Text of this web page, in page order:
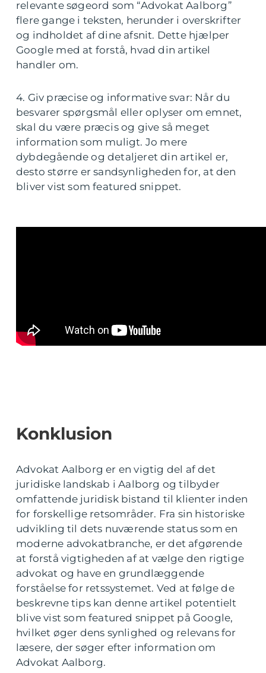
relevante søgeord som “Advokat Aalborg”
flere gange i teksten, herunder i overskrifter
og indholdet af dine afsnit. Dette hjælper
Google med at forstå, hvad din artikel
handler om.
4. Giv præcise og informative svar: Når du
besvarer spørgsmål eller oplyser om emnet,
skal du være præcis og give så meget
information som muligt. Jo mere
dybdegående og detaljeret din artikel er,
desto større er sandsynligheden for, at den
bliver vist som featured snippet.
Konklusion
Advokat Aalborg er en vigtig del af det
juridiske landskab i Aalborg og tilbyder
omfattende juridisk bistand til klienter inden
for forskellige retsområder. Fra sin historiske
udvikling til dets nuværende status som en
moderne advokatbranche, er det afgørende
at forstå vigtigheden af at vælge den rigtige
advokat og have en grundlæggende
forståelse for retssystemet. Ved at følge de
beskrevne tips kan denne artikel potentielt
blive vist som featured snippet på Google,
hvilket øger dens synlighed og relevans for
læsere, der søger efter information om
Advokat Aalborg.